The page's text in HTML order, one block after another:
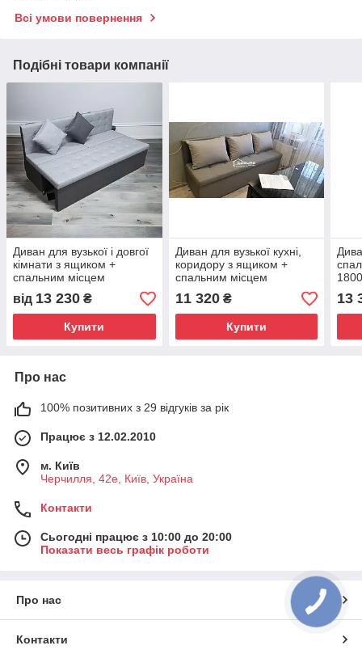
Всі умови повернення
Подібні товари компанії
Диван для вузької і довгої
кімнати з ящиком +
спальним місцем
1800х550х850мм
від 13 230 ₴
Купити
Диван для вузької кухні,
коридору з ящиком +
спальним місцем
1800х550х800мм
11 320₴
Купити
13
Про нас
100% позитивних з 29 відгуків за рік
Працює з 12.02.2010
м. Київ
Черчилля, 42е, Київ, Україна
Контакти
Сьогодні працює з 10:00 до 20:00
Показати весь графік роботи
Про нас
Контакти